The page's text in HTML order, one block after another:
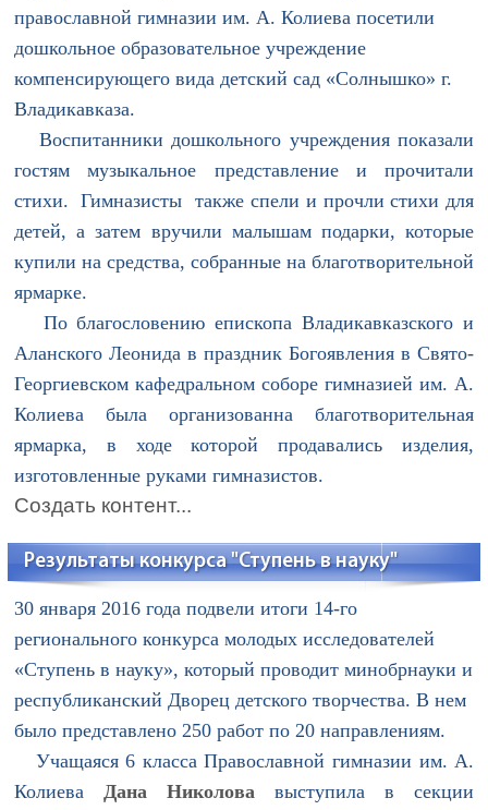
православной гимназии им. А. Колиева посетили
дошкольное образовательное учреждение
компенсирующего вида детский сад «Солнышко» г.
Владикавказа.
Воспитанники дошкольного учреждения показали
гостям музыкальное представление и прочитали
стихи. Гимназисты также спели и прочли стихи для
детей, а затем вручили малышам подарки, которые
купили на средства, собранные на благотворительной
ярмарке.
По благословению епископа Владикавказского и
Аланского Леонида в праздник Богоявления в Свято-
Георгиевском кафедральном соборе гимназией им. А.
Колиева была организованна благотворительная
ярмарка, в ходе которой продавались изделия,
изготовленные руками гимназистов.
Создать контент...
Результаты конкурса "Ступень в науку"
30 января 2016 года подвели итоги 14-го
регионального конкурса молодых исследователей
«Ступень в науку», который проводит минобрнауки и
республиканский Дворец детского творчества. В нем
было представлено 250 работ по 20 направлениям.
Учащаяся 6 класса Православной гимназии им. А.
Колиева Дана Николовавыступила в секции